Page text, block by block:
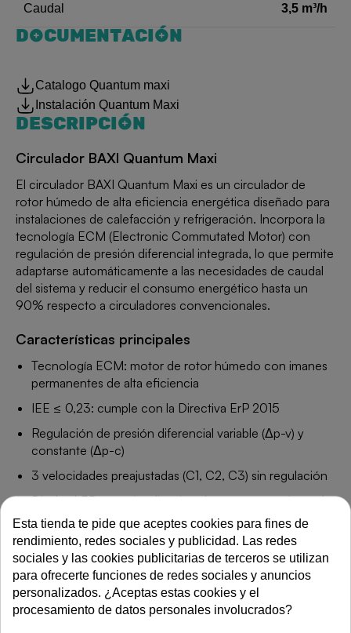
Caudal 3,5 m³/h
DOCUMENTACIÓN
Catalogo Quantum maxi
Instalación Quantum Maxi
DESCRIPCIÓN
Circulador BAXI Quantum Maxi
El circulador BAXI Quantum Maxi es un circulador de
rotor húmedo de alta eficiencia energética diseñado para
instalaciones de calefacción y refrigeración. Incorpora la
tecnología ECM (Electronic Commutated Motor) con
regulación de presión diferencial integrada, lo que permite
adaptarse automáticamente a las necesidades de caudal
del sistema y reducir el consumo energético hasta un
90% respecto a circuladores convencionales.
Características principales
Tecnología ECM: motor de rotor húmedo con imanes
permanentes de alta eficiencia
IEE ≤ 0,23: cumple con la Directiva ErP 2015
Regulación de presión diferencial variable (Δp-v) y
constante (Δp-c)
3 velocidades preajustadas (C1, C2, C3) sin regulación
Display LED para visualización de consumo y ajuste de
parámetros
Entrecentros: 180 mm
Presión máxima de trabajo: 6 bar
Temperatura de trabajo: –10 °C a +95 °C
Índice de protección: IPX2D
Esta tienda te pide que aceptes cookies para fines de
rendimiento, redes sociales y publicidad. Las redes
sociales y las cookies publicitarias de terceros se utilizan
para ofrecerte funciones de redes sociales y anuncios
personalizados. ¿Aceptas estas cookies y el
procesamiento de datos personales involucrados?